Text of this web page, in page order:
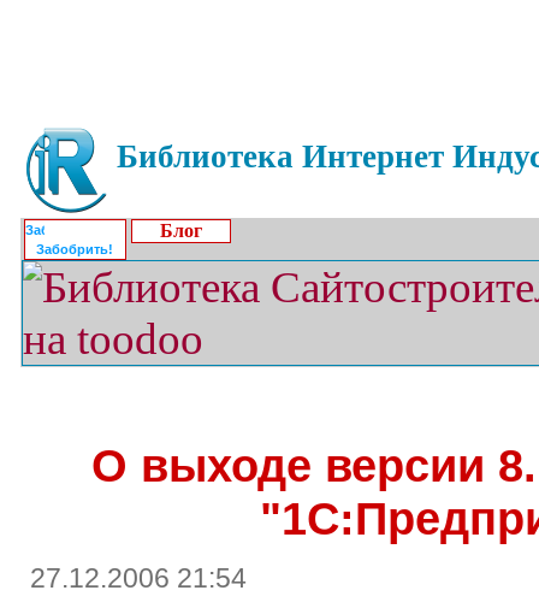
Библиотека Интернет
Забобрить!
Блог
О выходе версии
27.12.2006 21:54